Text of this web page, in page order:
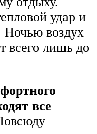
удар и
воздух
всего лишь до
все